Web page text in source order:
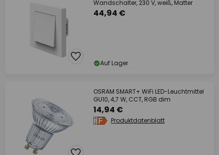
Wandschalter, 230 V, weiß, Matter
44,94 €
Auf Lager
OSRAM SMART+ WiFi LED-Leuchtmittel
GU10, 4,7 W, CCT, RGB dim
14,94 €
Produktdatenblatt